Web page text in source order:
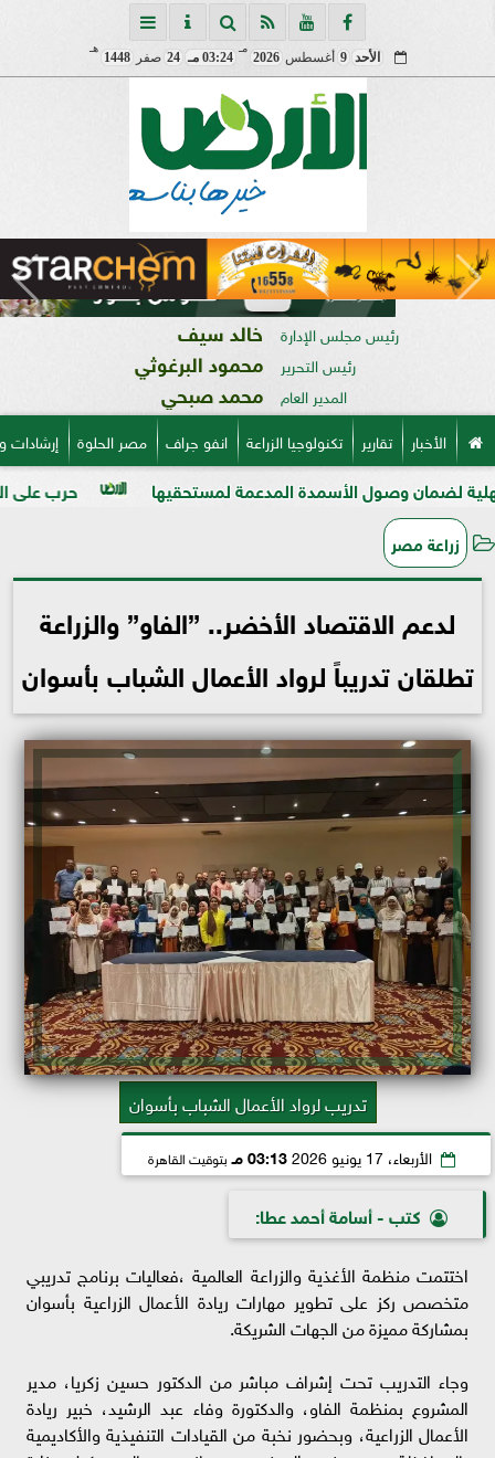
الأحد 9 أغسطس2026
مـ
03:24 مـ 24 صفر1448
هـ
رئيس مجلس الإدارة خالد سيف
رئيس التحرير محمود البرغوثي
المدير العام محمد صبحي
الأخبار تقارير تكنولوجيا الزراعة انفو جراف مصر الحلوة
حرب على السوق وصول الأسمدة المدعمة لمستحقيها
زراعة مصر
لدعم الاقتصاد الأخضر.. ”الفاو” والزراعة
تطلقان تدريباً لرواد الأعمال الشباب بأسوان
تدريب لرواد الأعمال الشباب بأسوان
الأربعاء، 17 يونيو 2026 03:13 مـ بتوقيت القاهرة
كتب - أسامة أحمد عطا:
اختتمت منظمة الأغذية والزراعة العالمية ،فعاليات برنامج تدريبي
متخصص ركز على تطوير مهارات ريادة الأعمال الزراعية بأسوان
بمشاركة مميزة من الجهات الشريكة.
​وجاء التدريب تحت إشراف مباشر من الدكتور حسين زكريا، مدير
المشروع بمنظمة الفاو، والدكتورة وفاء عبد الرشيد، خبير ريادة
الأعمال الزراعية، وبحضور نخبة من القيادات التنفيذية والأكاديمية